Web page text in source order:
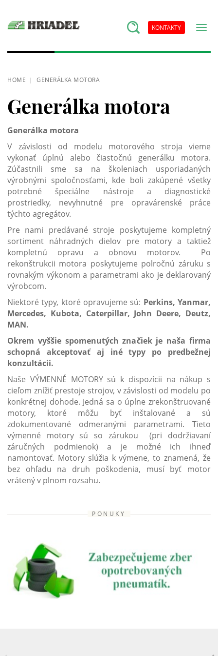
KONTAKTY
HOME GENERÁLKA MOTORA
Generálka motora
Generálka motora
V závislosti od modelu motorového stroja vieme
vykonať úplnú alebo čiastočnú generálku motora.
Zúčastnili sme sa na školeniach usporiadaných
výrobnými spoločnosťami, kde boli zakúpené všetky
potrebné špeciálne nástroje a diagnostické
prostriedky, nevyhnutné pre opravárenské práce
týchto agregátov.
Pre nami predávané stroje poskytujeme kompletný
sortiment náhradných dielov pre motory a taktiež
kompletnú opravu a obnovu motorov. Po
rekonštrukcii motora poskytujeme polročnú záruku s
rovnakým výkonom a parametrami ako je deklarovaný
výrobcom.
Niektoré typy, ktoré opravujeme sú: Perkins, Yanmar,
Mercedes, Kubota, Caterpillar, John Deere, Deutz,
MAN.
Okrem vyššie spomenutých značiek je naša firma
schopná akceptovať aj iné typy po predbežnej
konzultácii.
Naše VÝMENNÉ MOTORY sú k dispozícii na nákup s
cieľom znížiť prestoje strojov, v závislosti od modelu po
konkrétnej dohode. Jedná sa o úplne zrekonštruované
motory, ktoré môžu byť inštalované a sú
zdokumentované odmeranými parametrami. Tieto
výmenné motory sú so zárukou (pri dodržiavaní
záručných podmienok) a je možné ich ihneď
namontovať. Motory slúžia k výmene, to znamená, že
bez ohľadu na druh poškodenia, musí byť motor
vrátený v plnom rozsahu.
PONUKY